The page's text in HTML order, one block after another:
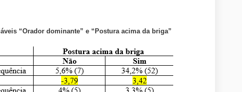
“Orador dominante” e “Postura acima da briga”